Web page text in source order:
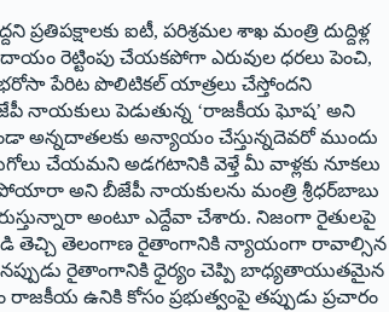
ఐటీ, పరిశ్రమల శాఖ మంత్రి దుద్దిళ్ల
రెట్టింపు చేయకపోగా ఎరువుల ధరలు పెంచి,
పేరిట పొలిటికల్ యాత్రలు చేస్తోందని
నాయకులు పెడుతున్న ‘రాజకీయ ఘోష’ అని
అన్నదాతలకు అన్యాయం చేస్తున్నదెవరో ముందు
చేయమని అడగటానికి వెళ్తే మీ వాళ్లకు నూకలు
అని బీజేపీ నాయకులను మంత్రి శ్రీధర్‌బాబు
అంటూ ఎద్దేవా చేశారు. నిజంగా రైతులపై
ఒత్తిడి తెచ్చి తెలంగాణ రైతాంగానికి న్యాయంగా రావాల్సిన
రైతాంగానికి ధైర్యం చెప్పి బాధ్యతాయుతమైన
ఉనికి కోసం ప్రభుత్వంపై తప్పుడు ప్రచారం